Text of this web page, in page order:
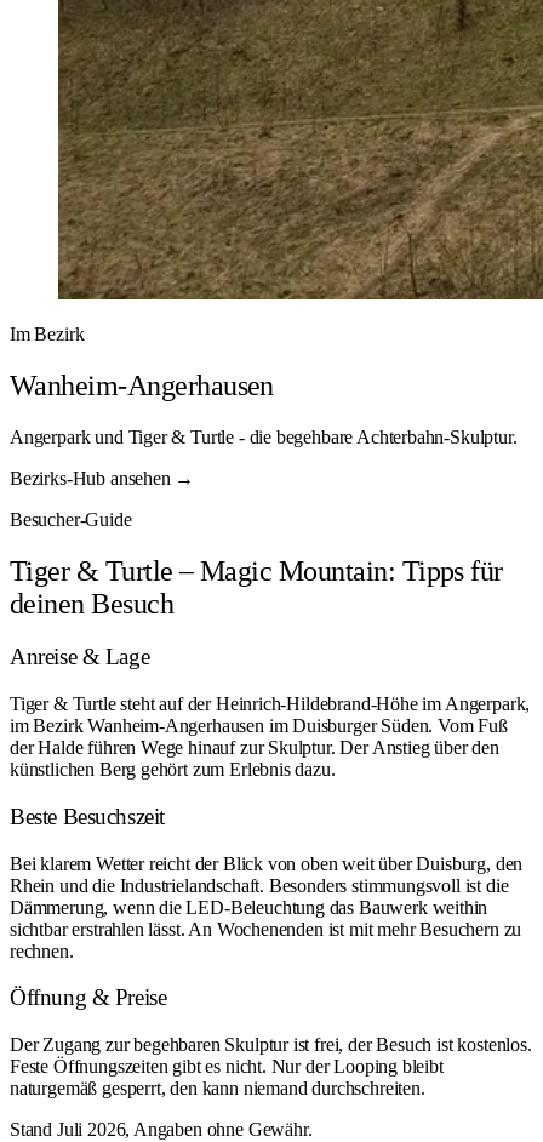
Im Bezirk
Wanheim-Angerhausen
Angerpark und Tiger & Turtle - die begehbare Achterbahn-Skulptur.
Bezirks-Hub ansehen →
Besucher-Guide
Tiger & Turtle – Magic Mountain: Tipps für
deinen Besuch
Anreise & Lage
Tiger & Turtle steht auf der Heinrich-Hildebrand-Höhe im Angerpark,
im Bezirk Wanheim-Angerhausen im Duisburger Süden. Vom Fuß
der Halde führen Wege hinauf zur Skulptur. Der Anstieg über den
künstlichen Berg gehört zum Erlebnis dazu.
Beste Besuchszeit
Bei klarem Wetter reicht der Blick von oben weit über Duisburg, den
Rhein und die Industrielandschaft. Besonders stimmungsvoll ist die
Dämmerung, wenn die LED-Beleuchtung das Bauwerk weithin
sichtbar erstrahlen lässt. An Wochenenden ist mit mehr Besuchern zu
rechnen.
Öffnung & Preise
Der Zugang zur begehbaren Skulptur ist frei, der Besuch ist kostenlos.
Feste Öffnungszeiten gibt es nicht. Nur der Looping bleibt
naturgemäß gesperrt, den kann niemand durchschreiten.
Stand Juli 2026, Angaben ohne Gewähr.